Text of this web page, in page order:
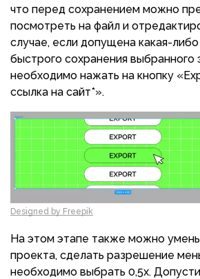
что перед сохранением можно
посмотреть на файл и
случае, если допущена какая-
быстрого сохранения выбранного
необходимо нажать на кнопку
ссылка на сайт*».
Designed by Freepik
На этом этапе также можно
проекта, сделать разрешение
необходимо выбрать 0,5х.